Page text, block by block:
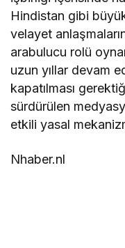
Hindistan gibi
velayet
arabulucu rolü
uzun yıllar devam
kapatılması
sürdürülen
etkili yasal
Nhaber.nl